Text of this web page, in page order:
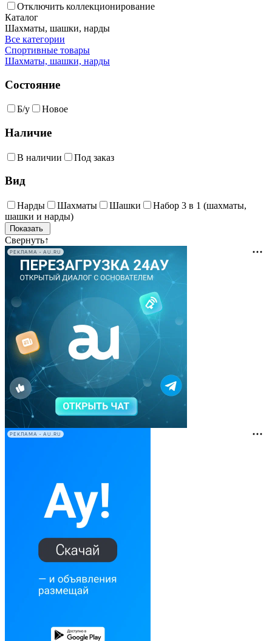
Отключить коллекционирование
Каталог
Шахматы, шашки, нарды
Все категории
Спортивные товары
Шахматы, шашки, нарды
Состояние
Б/у Новое
Наличие
В наличии Под заказ
Вид
Нарды Шахматы Шашки
Набор 3 в 1 (шахматы,
шашки и нарды)
Свернуть↑
РЕКЛАМА • AU.RU
РЕКЛАМА • AU.RU